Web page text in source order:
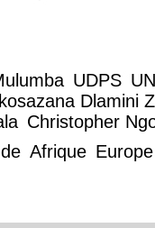
UDPS
Dlamini
Christopher
Afrique Europe